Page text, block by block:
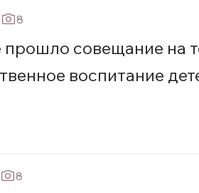
8
совещание на
воспитание
8